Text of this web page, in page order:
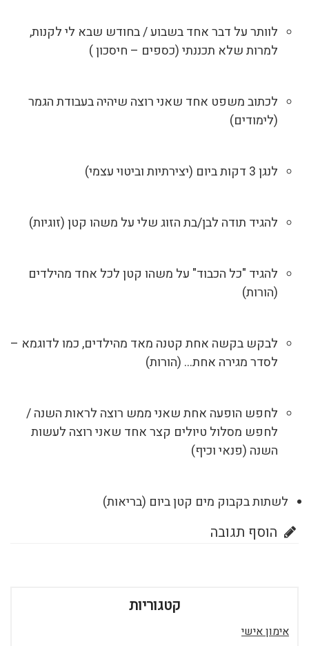
לוותר על דבר אחד בשבוע / בחודש שבא לי לקנות,
למרות שלא תכננתי (כספים – חיסכון )
לכתוב משפט אחד שאני רוצה שיהיה בעבודת הגמר
(לימודים)
לנגן 3 דקות ביום (יצירתיות וביטוי עצמי)
להגיד תודה לבן/בת הזוג שלי על משהו קטן (זוגיות)
להגיד "כל הכבוד" על משהו קטן לכל אחד מהילדים
(הורות)
לבקש בקשה אחת קטנה מאד מהילדים, כמו לדוגמא –
לסדר מגירה אחת… (הורות)
לחפש הופעה אחת שאני ממש רוצה לראות השנה /
לחפש מסלול טיולים קצר אחד שאני רוצה לעשות
השנה (פנאי וכיף)
לשתות בקבוק מים קטן ביום (בריאות)
הוסף תגובה
קטגוריות
אימון אישי